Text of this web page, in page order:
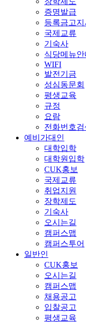
증명발급
등록금고지
국제교류
기숙사
식당메뉴안
WIFI
발전기금
성심동문회
평생교육
규정
요람
전화번호검
예비가대인
대학입학
대학원입학
CUK홍보
국제교류
취업지원
장학제도
기숙사
오시는길
캠퍼스맵
캠퍼스투어
일반인
CUK홍보
오시는길
캠퍼스맵
채용공고
입찰공고
평생교육